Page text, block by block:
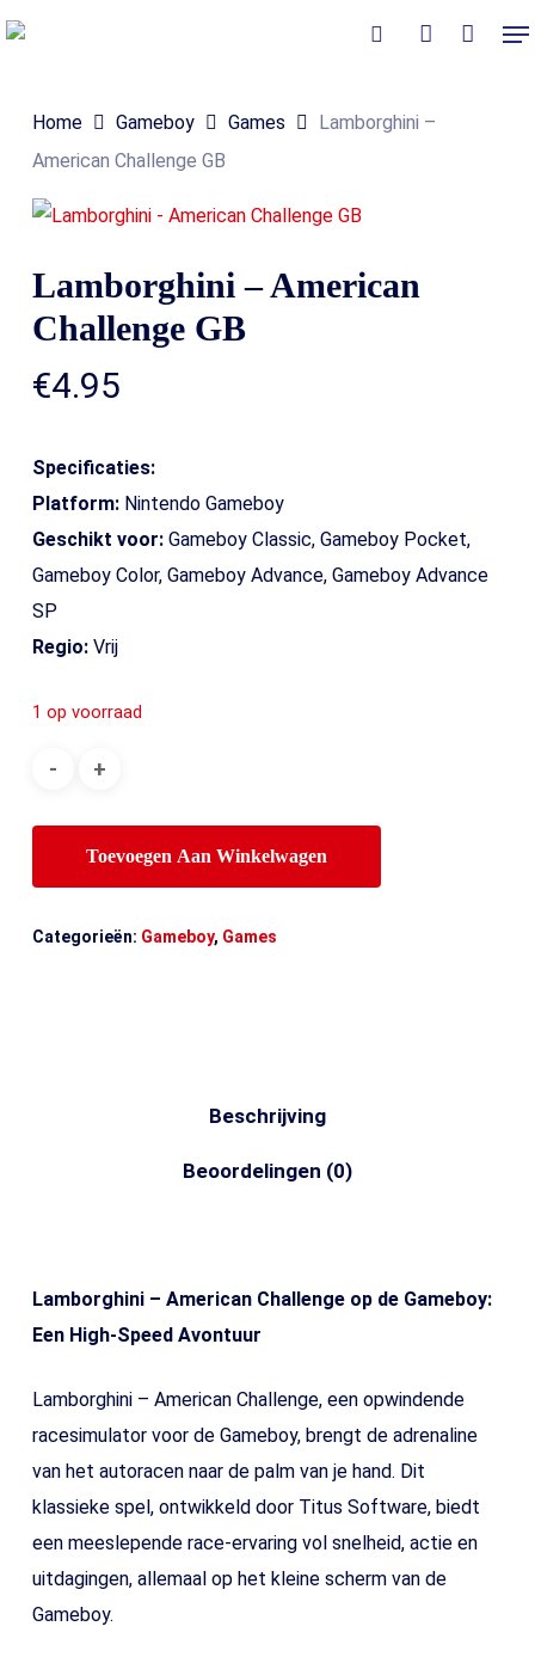
Skip
content
Home Gameboy Games
Lamborghini –
American Challenge GB
Lamborghini – American
Challenge GB
€4.95
Specificaties:
Platform:Nintendo Gameboy
Geschikt voor:Gameboy Classic, Gameboy Pocket,
Gameboy Color, Gameboy Advance, Gameboy Advance
SP
Regio:Vrij
1 op voorraad
Toevoegen Aan Winkelwagen
Categorieën: Gameboy, Games
Beschrijving
Beoordelingen (0)
Lamborghini – American Challenge op de Gameboy:
Een High-Speed Avontuur
Lamborghini – American Challenge, een opwindende
racesimulator voor de Gameboy, brengt de adrenaline
van het autoracen naar de palm van je hand. Dit
klassieke spel, ontwikkeld door Titus Software, biedt
een meeslepende race-ervaring vol snelheid, actie en
uitdagingen, allemaal op het kleine scherm van de
Gameboy.